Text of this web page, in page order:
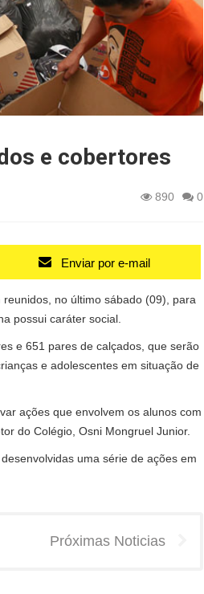
e cobertores
890 0
Enviar por e-mail
no último sábado (09), para
possui caráter social.
e 651 pares de calçados, que serão
e adolescentes em situação de
ações que envolvem os alunos com
do Colégio, Osni Mongruel Junior.
uma série de ações em
Próximas Noticias